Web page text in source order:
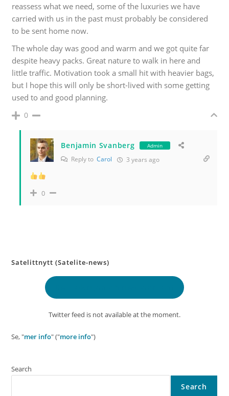
reassess what we need, some of the luxuries we have
carried with us in the past must probably be considered
to be sent home now.
The whole day was good and warm and we got quite far
despite heavy packs. Great nature to walk in here and
little traffic. Motivation took a small hit with heavier bags,
but I hope this will only be short-lived with some getting
used to and good planning.
0
Benjamin Svanberg Admin
Reply toCarol 3 years ago
0
Satelittnytt (Satelite-news)
Twitter feed is not available at the moment.
Se, "mer info" ("more info")
Search
Search